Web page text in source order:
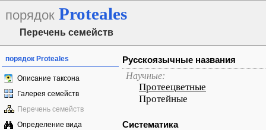
порядок Proteales
Перечень семейств
порядок Proteales
Описание таксона
Галерея семейств
Перечень семейств
Определение вида
Русскоязычные названия
Научные:
Протеецветные
Протейные
Систематика